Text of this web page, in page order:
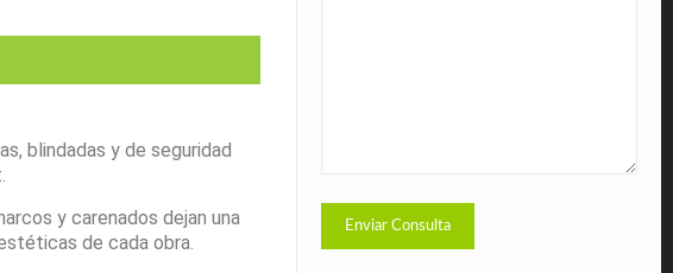
blindadas y de seguridad
y carenados dejan una
de cada obra.